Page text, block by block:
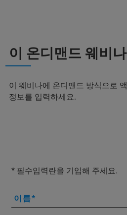
이 온디맨드 웨비
이 웨비나에 온디맨드 방식으로
정보를 입력하세요.
* 필수입력란을 기입해 주세요.
이름